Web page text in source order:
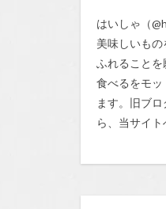
はいしゃ（
美味しいも
ふれることを
食べるをモ
ます。旧ブロ
ら、当サイト